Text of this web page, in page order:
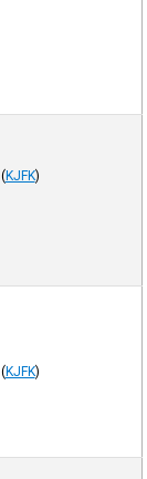
(KJFK)
(KJFK)